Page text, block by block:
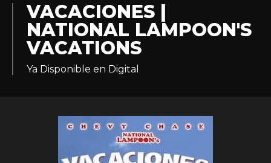
Experiencias
HBO Max
VACACIONES |
NATIONAL LAMPOON'S
VACATIONS
Ya Disponible en Digital